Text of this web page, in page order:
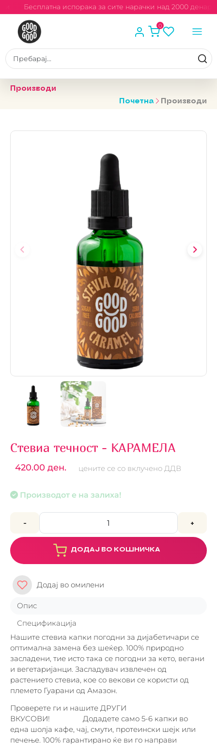
Бесплатна испорака за сите нарачки над 2000 денари
0
Производи
Почетна
Производи
Стевиа течност - КАРАМЕЛА
420.00 ден. цените се со вклучено ДДВ
Производот е на залиха!
- +
ДОДАЈ ВО КОШНИЧКА
Додај во омилени
Опис
Спецификација
Нашите стевиа капки погодни за дијабетичари се
оптимална замена без шеќер. 100% природно
засладени, тие исто така се погодни за кето, вегани
и вегетаријанци. Засладувач извлечен од
растението стевиа, кое со векови се користи од
племето Гуарани од Амазон.
Проверете ги и нашите ДРУГИ
ВКУСОВИ! Додадете само 5-6 капки во
една шолја кафе, чај, смути, протеински шејк или
печење. 100% гарантирано ќе ви го направи